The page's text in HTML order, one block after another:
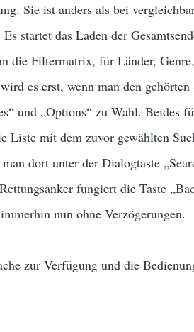
Sie ist anders als bei
startet das Laden der
die Filtermatrix, für Länder,
es erst, wenn man den
und „Options“ zu Wahl. Beides
Liste mit dem zuvor gewählten
dort unter der Dialogtaste
fungiert die Taste
nun ohne Verzögerungen.
zur Verfügung und die